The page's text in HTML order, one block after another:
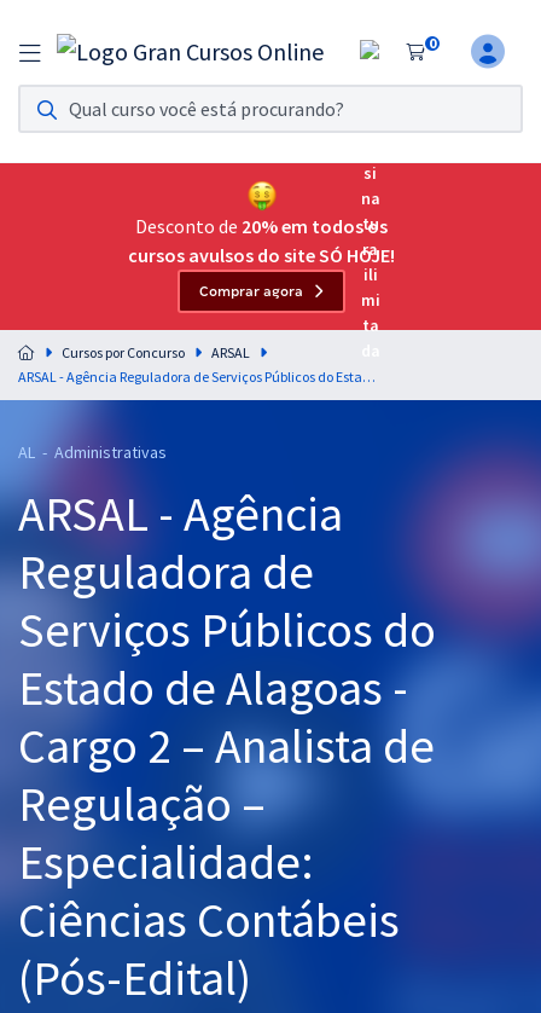
0
Assinatura Ilimitada 11
Acesso a todos os cursos. Teste grátis por 7 dias!
Assinatura OAB Até Passar
Acesso ilimitado a toda preparação para o Exame da
Residências Multiprofissionais
Preparação completa e intensiva para as principais
residências em saúde do Brasil
Cursos 20% OFF
Pós
Graduação
OAB
Questões grátis
Aprovados
Atendimento
Desconto de 20% em todos os
cursos avulsos do site SÓ HOJE!
Comprar agora
Cursos por Concurso
ARSAL
ARSAL - Agência Reguladora de Serviços Públicos do Estado de Alagoas - Cargo 2 – Analista de Regulação – Especialidade: Ciências Contábeis (Pós-Edital)
AL - Administrativas
ARSAL - Agência
Reguladora de
Serviços Públicos do
Estado de Alagoas -
Cargo 2 – Analista de
Regulação –
Especialidade:
Ciências Contábeis
(Pós-Edital)